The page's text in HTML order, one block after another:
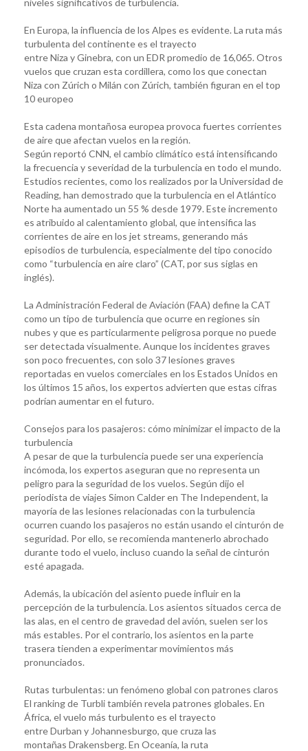
En Europa, la influencia de los Alpes es evidente. La ruta más
turbulenta del continente es el trayecto
entre Niza y Ginebra, con un EDR promedio de 16,065. Otros
vuelos que cruzan esta cordillera, como los que conectan
Niza con Zúrich o Milán con Zúrich, también figuran en el top
10 europeo
Esta cadena montañosa europea provoca fuertes corrientes
de aire que afectan vuelos en la región.
Según reportó CNN, el cambio climático está intensificando
la frecuencia y severidad de la turbulencia en todo el mundo.
Estudios recientes, como los realizados por la Universidad de
Reading, han demostrado que la turbulencia en el Atlántico
Norte ha aumentado un 55 % desde 1979. Este incremento
es atribuido al calentamiento global, que intensifica las
corrientes de aire en los jet streams, generando más
episodios de turbulencia, especialmente del tipo conocido
como “turbulencia en aire claro” (CAT, por sus siglas en
inglés).
La Administración Federal de Aviación (FAA) define la CAT
como un tipo de turbulencia que ocurre en regiones sin
nubes y que es particularmente peligrosa porque no puede
ser detectada visualmente. Aunque los incidentes graves
son poco frecuentes, con solo 37 lesiones graves
reportadas en vuelos comerciales en los Estados Unidos en
los últimos 15 años, los expertos advierten que estas cifras
podrían aumentar en el futuro.
Consejos para los pasajeros: cómo minimizar el impacto de la
turbulencia
A pesar de que la turbulencia puede ser una experiencia
incómoda, los expertos aseguran que no representa un
peligro para la seguridad de los vuelos. Según dijo el
periodista de viajes Simon Calder en The Independent, la
mayoría de las lesiones relacionadas con la turbulencia
ocurren cuando los pasajeros no están usando el cinturón de
seguridad. Por ello, se recomienda mantenerlo abrochado
durante todo el vuelo, incluso cuando la señal de cinturón
esté apagada.
Además, la ubicación del asiento puede influir en la
percepción de la turbulencia. Los asientos situados cerca de
las alas, en el centro de gravedad del avión, suelen ser los
más estables. Por el contrario, los asientos en la parte
trasera tienden a experimentar movimientos más
pronunciados.
Rutas turbulentas: un fenómeno global con patrones claros
El ranking de Turbli también revela patrones globales. En
África, el vuelo más turbulento es el trayecto
entre Durban y Johannesburgo, que cruza las
montañas Drakensberg. En Oceanía, la ruta